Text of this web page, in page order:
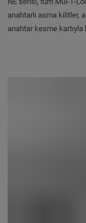
anahtarlı asma kilitler,
anahtar kesme